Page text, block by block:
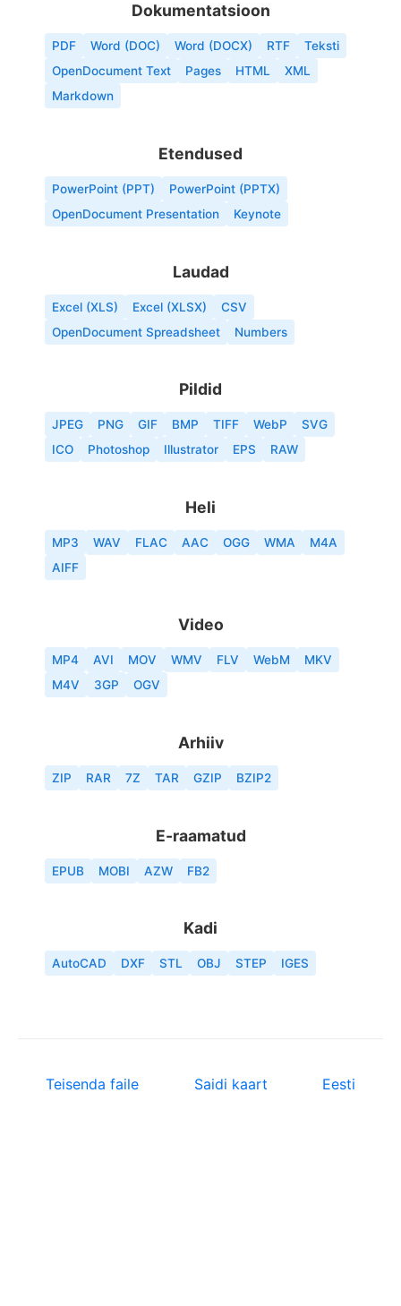
Dokumentatsioon
PDF Word (DOC) Word (DOCX) RTF
Teksti
OpenDocument Text
Pages HTML
XML
Markdown
Etendused
PowerPoint (PPT)
PowerPoint (PPTX)
OpenDocument Presentation
Keynote
Laudad
Excel (XLS) Excel (XLSX)
CSV
OpenDocument Spreadsheet
Numbers
Pildid
JPEG PNG GIF BMP TIFF WebP
SVG
ICO
Photoshop Illustrator EPS RAW
Heli
MP3 WAV FLAC AAC OGG WMA
M4A
AIFF
Video
MP4 AVI MOV WMV FLV WebM
MKV
M4V
3GP OGV
Arhiiv
ZIP RAR 7Z TAR GZIP BZIP2
E-raamatud
EPUB MOBI AZW FB2
Kadi
AutoCAD DXF STL OBJ STEP IGES
Teisenda faile Saidi kaart Eesti